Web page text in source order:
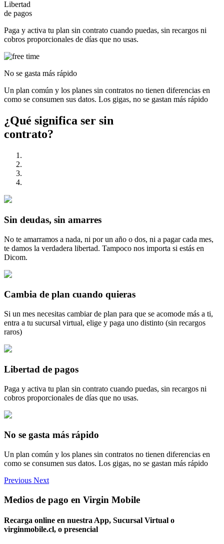
Libertad
de pagos
Paga y activa tu plan sin contrato cuando puedas, sin recargos ni
cobros proporcionales de días que no usas.
No se gasta más rápido
Un plan común y los planes sin contratos no tienen diferencias en
como se consumen sus datos. Los gigas, no se gastan más rápido
¿Qué significa ser sin
contrato?
Sin deudas, sin amarres
No te amarramos a nada, ni por un año o dos, ni a pagar cada mes,
te damos la verdadera libertad. Tampoco nos importa si estás en
Dicom.
Cambia de plan cuando quieras
Si un mes necesitas cambiar de plan para que se acomode más a ti,
entra a tu sucursal virtual, elige y paga uno distinto (sin recargos
raros)
Libertad de pagos
Paga y activa tu plan sin contrato cuando puedas, sin recargos ni
cobros proporcionales de días que no usas.
No se gasta más rápido
Un plan común y los planes sin contratos no tienen diferencias en
como se consumen sus datos. Los gigas, no se gastan más rápido
Previous Next
Medios de pago en Virgin Mobile
Recarga online en nuestra App, Sucursal Virtual o
virginmobile.cl, o presencial